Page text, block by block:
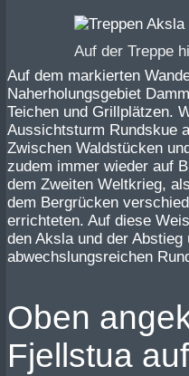
Auf der Treppe
Auf dem markierten
Naherholungsgebiet
Teichen und Grillplätzen.
Aussichtsturm Rundskue
Zwischen Waldstücken
zudem immer wieder auf
dem Zweiten Weltkrieg,
dem Bergrücken
errichteten. Auf diese
den Aksla und der
abwechslungsreichen
Oben
Fjellstua